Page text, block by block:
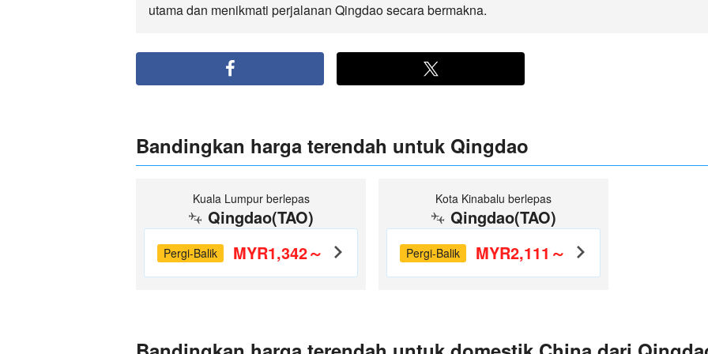
utama dan menikmati perjalanan Qingdao secara bermakna.
Bandingkan harga terendah untuk Qingdao
Kuala Lumpur berlepas
Qingdao(TAO)
Pergi-Balik MYR1,342～
Kota Kinabalu berlepas
Qingdao(TAO)
Pergi-Balik MYR2,111～